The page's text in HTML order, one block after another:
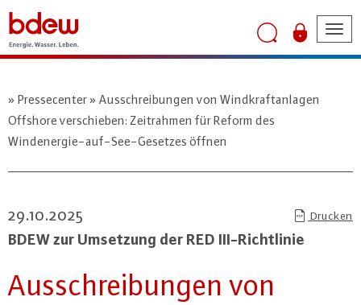
Pressecenter
Ausschreibungen von Windkraftanlagen
Offshore verschieben: Zeitrahmen für Reform des
Windenergie-auf-See-Gesetzes öffnen
29.10.2025 Drucken
BDEW zur Umsetzung der RED III-Richt­li­nie
Aus­schrei­bun­gen von